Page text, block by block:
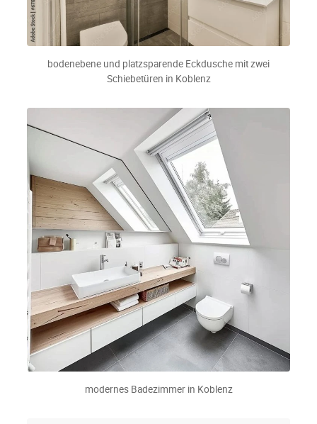
bodenebene und platzsparende Eckdusche mit zwei
Schiebetüren in Koblenz
modernes Badezimmer in Koblenz